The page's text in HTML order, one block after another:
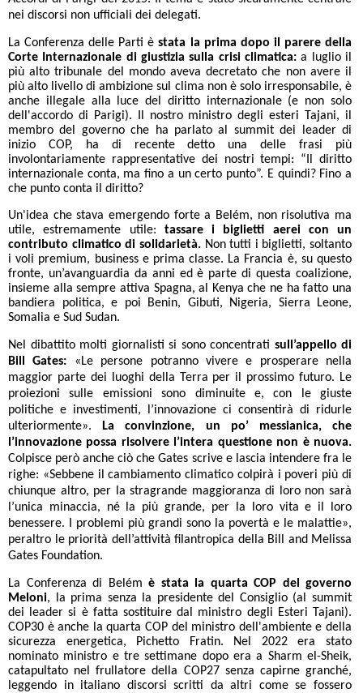
nei discorsi non ufficiali dei delegati.
La Conferenza delle Parti èstata la prima dopo il parere della
Corte Internazionale di giustizia sulla crisi climatica: a luglio il
più alto tribunale del mondo aveva decretato che non avere il
più alto livello di ambizione sul clima non è solo irresponsabile, è
anche illegale alla luce del diritto internazionale (e non solo
dell'accordo di Parigi). Il nostro ministro degli esteri Tajani, il
membro del governo che ha parlato al summit dei leader di
inizio COP, ha di recente detto una delle frasi più
involontariamente rappresentative dei nostri tempi: “Il diritto
internazionale conta, ma fino a un certo punto”. E quindi? Fino a
che punto conta il diritto?
Un'idea che stava emergendo forte a Belém, non risolutiva ma
utile, estremamente utile: tassare i biglietti aerei con un
contributo climatico di solidarietà.Non tutti i biglietti, soltanto
i voli premium, business e prima classe. La Francia è, su questo
fronte, un’avanguardia da anni ed è parte di questa coalizione,
insieme alla sempre attiva Spagna, al Kenya che ne ha fatto una
bandiera politica, e poi Benin, Gibuti, Nigeria, Sierra Leone,
Somalia e Sud Sudan.
Nel dibattito molti giornalisti si sono concentrati sull’appello di
Bill Gates: «Le persone potranno vivere e prosperare nella
maggior parte dei luoghi della Terra per il prossimo futuro. Le
proiezioni sulle emissioni sono diminuite e, con le giuste
politiche e investimenti, l’innovazione ci consentirà di ridurle
ulteriormente».
La convinzione, un po’ messianica, che
l’innovazione possa risolvere l’intera questione non è nuova.
Colpisce però anche ciò che Gates scrive e lascia intendere fra le
righe: «Sebbene il cambiamento climatico colpirà i poveri più di
chiunque altro, per la stragrande maggioranza di loro non sarà
l’unica minaccia, né la più grande, per la loro vita e il loro
benessere. I problemi più grandi sono la povertà e le malattie»,
peraltro le priorità dell’attività filantropica della Bill and Melissa
Gates Foundation.
La Conferenza di Belém è stata
la quarta COP del governo
Meloni, la prima senza la presidente del Consiglio (al summit
dei leader si è fatta sostituire dal ministro degli Esteri Tajani).
COP30 è anche la quarta COP del ministro dell'ambiente e della
sicurezza energetica, Pichetto Fratin. Nel 2022 era stato
nominato ministro e tre settimane dopo era a Sharm el-Sheik,
catapultato nel frullatore della COP27 senza capirne granché,
leggendo in italiano discorsi scritti da altri come se fossero